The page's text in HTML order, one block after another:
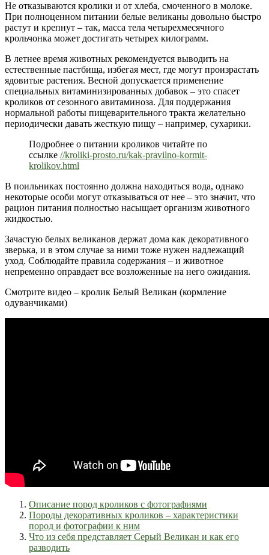
Не отказываются кролики и от хлеба, смоченного в молоке.
При полноценном питании белые великаны довольно быстро
растут и крепнут – так, масса тела четырехмесячного
крольчонка может достигать четырех килограмм.
В летнее время животных рекомендуется выводить на
естественные пастбища, избегая мест, где могут произрастать
ядовитые растения. Весной допускается применение
специальных витаминизированных добавок – это спасет
кроликов от сезонного авитаминоза. Для поддержания
нормальной работы пищеварительного тракта желательно
периодически давать жесткую пищу – например, сухарики.
Подробнее о питании кроликов читайте по
ссылке //kroliki-prosto.ru/kak-pravilno-kormit-
krolikov.html
В поильниках постоянно должна находиться вода, однако
некоторые особи могут отказываться от нее – это значит, что
рацион питания полностью насыщает организм животного
жидкостью.
Зачастую белых великанов держат дома как декоративного
зверька, и в этом случае за ними тоже нужен надлежащий
уход. Соблюдайте правила содержания – и животное
непременно оправдает все возложенные на него ожидания.
Смотрите видео – кролик Белый Великан (кормление
одуванчиками)
Описание пород кроликов с фотографиями
Породы декоративных кроликов – характеристики
пород и фотографии к ним
Что из себя представляет Серый Великан и как его
разводить